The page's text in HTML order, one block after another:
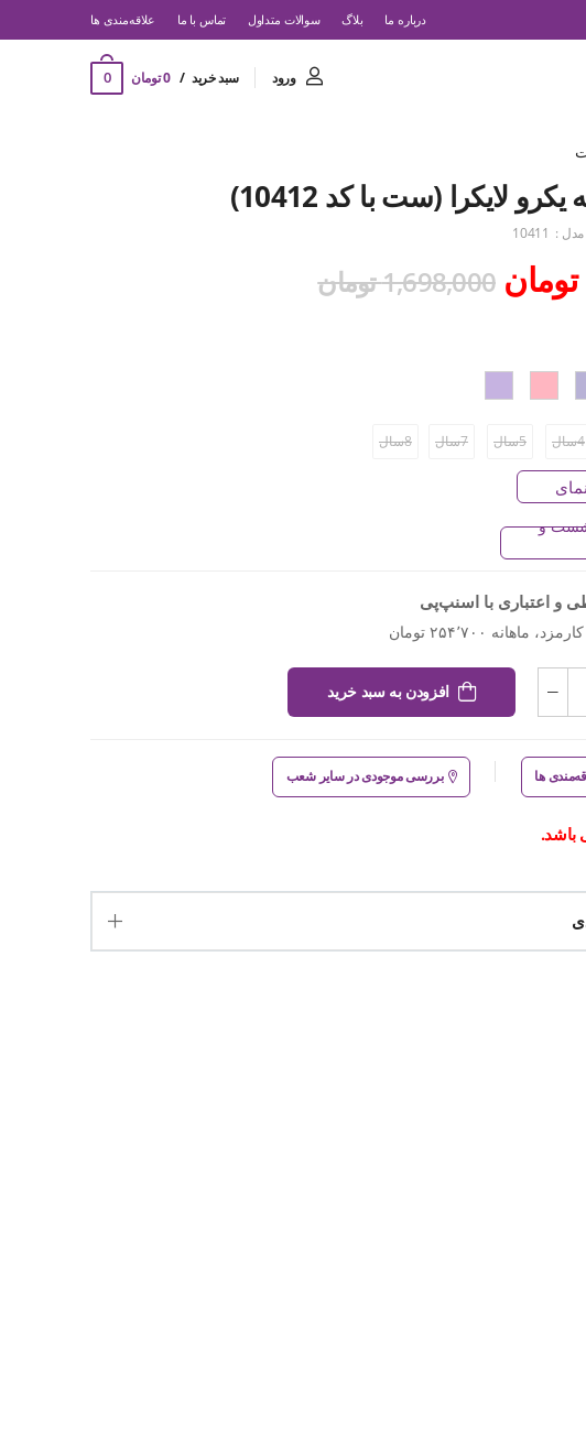
درباره ما بلاگ سوالات متداول تماس با ما ‌علاقه‌مندی ها
ورود سبد خرید 0 تومان 0
لایکرا (ست با کد 10412)
مدل : 10411
1,698,000 تومان
4سال 5سال 7سال 8سال
شست و
و اعتباری با اسنپ‌پی
افزودن به سبد خرید
ها بررسی موجودی در سایر شعب
باشد.